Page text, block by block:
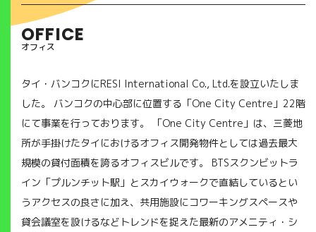
OFFICE
オフィス
タイ・バンコクにRESI International Co., Ltd.を設立いたしま
した。 バンコクの中心部に位置する「One City Centre」22階
にて事業を行っております。 「One City Centre」は、三菱地
所が手掛けたタイにおけるオフィス開発物件としては過去最大
規模の貸付面積を誇るオフィスビルです。 BTSスクンビットラ
イン「プルンチット駅」とスカイウォークで直結しているとい
うアクセスの良さに加え、共用施設にコワーキングスペースや
貸会議室を設けるなどトレンドを捉えた最新のアメニティ・シ